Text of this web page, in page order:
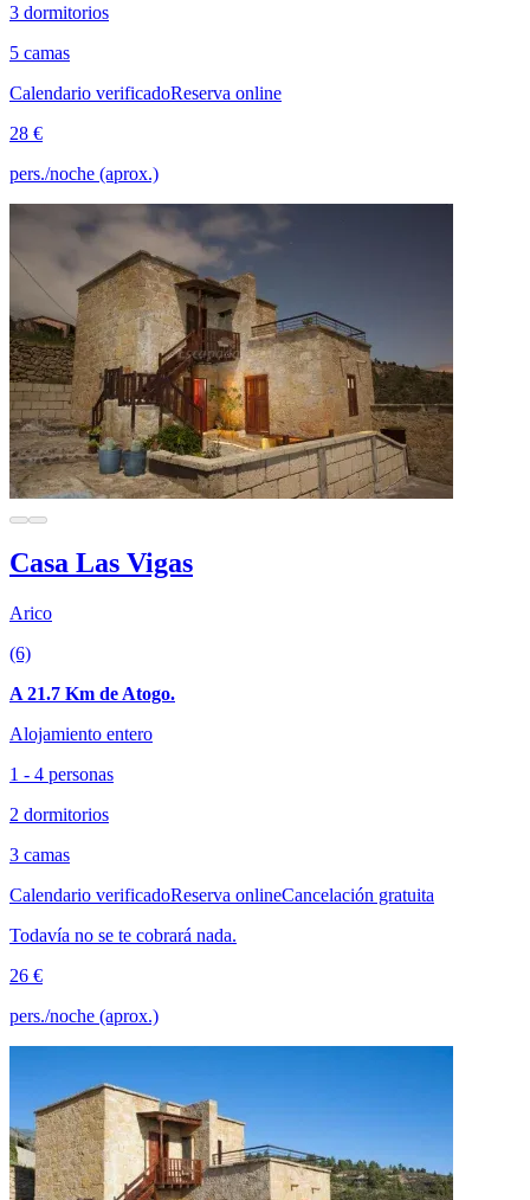
3 dormitorios
5 camas
Calendario verificadoReserva online
28 €
pers./noche (aprox.)
Casa Las Vigas
Arico
(6)
A 21.7 Km de Atogo.
Alojamiento entero
1 - 4 personas
2 dormitorios
3 camas
Calendario verificadoReserva onlineCancelación gratuita
Todavía no se te cobrará nada.
26 €
pers./noche (aprox.)